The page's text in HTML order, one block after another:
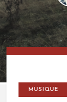
MUSIQUE